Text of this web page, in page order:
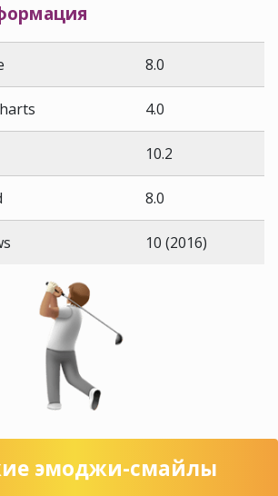
8.0
4.0
10.2
8.0
10 (2016)
эмоджи-смайлы